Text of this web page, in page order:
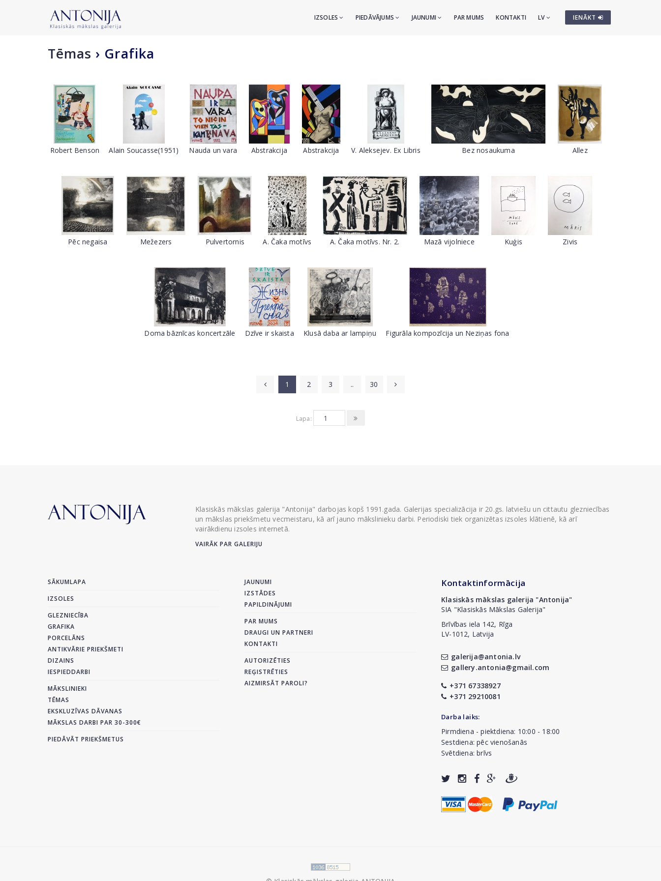
IENĀKT
IZSOLES PIEDĀVĀJUMS JAUNUMI PAR MUMS KONTAKTI LV
Tēmas › Grafika
Robert Benson Alain Soucasse(1951) Nauda un vara Abstrakcija Abstrakcija V. Aleksejev. Ex Libris Bez nosaukuma Allez
Pēc negaisa Mežezers Pulvertornis A. Čaka motīvs A. Čaka motīvs. Nr. 2. Mazā vijolniece Kuģis Zivis
Doma bāznīcas koncertzāle Dzīve ir skaista Klusā daba ar lampiņu Figurāla kompozīcija un Neziņas fona
1 2 3 .. 30
Lapa:
Klasiskās mākslas galerija "Antonija" darbojas kopš 1991.gada. Galerijas specializācija ir 20.gs. latviešu un cittautu glezniecības
un mākslas priekšmetu vecmeistaru, kā arī jauno mākslinieku darbi. Periodiski tiek organizētas izsoles klātienē, kā arī
vairākdienu izsoles internetā.
VAIRĀK PAR GALERIJU
SĀKUMLAPA
IZSOLES
GLEZNIECĪBA
GRAFIKA
PORCELĀNS
ANTIKVĀRIE PRIEKŠMETI
DIZAINS
IESPIEDDARBI
MĀKSLINIEKI
TĒMAS
EKSKLUZĪVAS DĀVANAS
MĀKSLAS DARBI PAR 30-300€
PIEDĀVĀT PRIEKŠMETUS
JAUNUMI
IZSTĀDES
PAPILDINĀJUMI
PAR MUMS
DRAUGI UN PARTNERI
KONTAKTI
AUTORIZĒTIES
REĢISTRĒTIES
AIZMIRSĀT PAROLI?
Kontaktinformācija
Klasiskās mākslas galerija "Antonija"
SIA "Klasiskās Mākslas Galerija"
Brīvības iela 142, Rīga
LV-1012, Latvija
galerija@antonia.lv
gallery.antonia@gmail.com
+371 67338927
+371 29210081
Darba laiks:
Pirmdiena - piektdiena: 10:00 - 18:00
Sestdiena: pēc vienošanās
Svētdiena: brīvs